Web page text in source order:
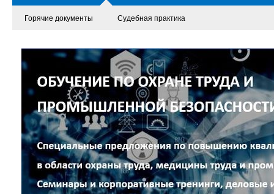
Горячие документы Судебная практика